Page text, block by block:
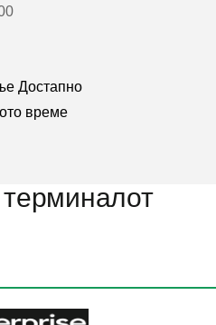
Достапно
време